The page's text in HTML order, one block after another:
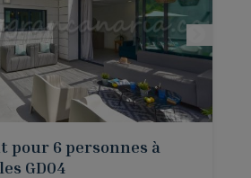
pour 6 personnes à
GD04